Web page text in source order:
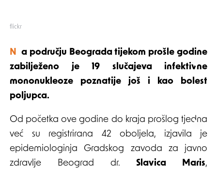
flickr
Na području Beograda tijekom prošle godine
zabilježeno je 19 slučajeva infektivne
mononukleoze poznatije još i kao bolest
poljupca.
Od početka ove godine do kraja prošlog tjedna
već su registrirana 42 oboljela, izjavila je
epidemiologinja Gradskog zavoda za javno
zdravlje Beograd dr. Slavica Maris,